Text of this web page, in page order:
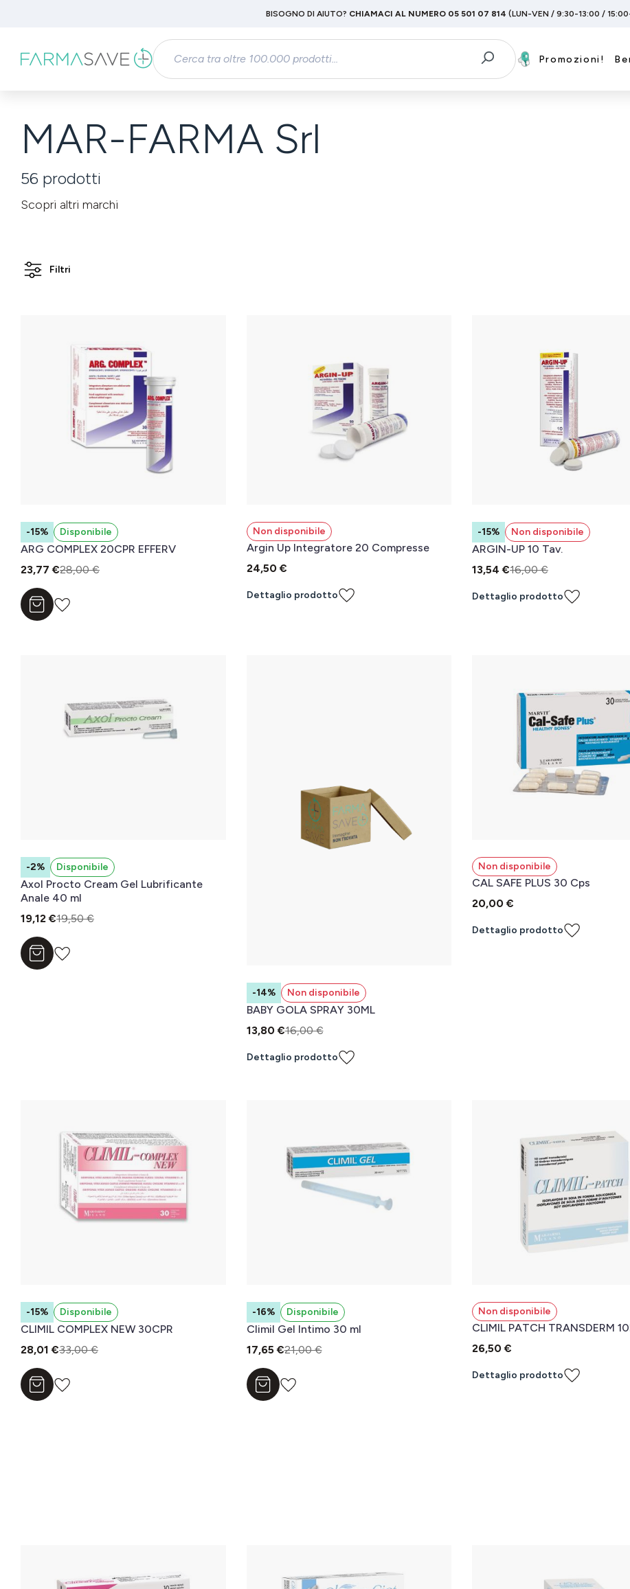
Passa alla navigazione principale
BISOGNO DI AIUTO? CHIAMACI AL NUMERO 05 501 07 814 (LUN-VEN / 9:30-13:00 /
Promozioni!
MAR-FARMA Srl
56 prodotti
Scopri altri marchi
Filtri
-15% Disponibile
ARG COMPLEX 20CPR EFFERV
23,77 €28,00 €
Aggiungi al carrello
Non disponibile
Argin Up Integratore 20 Compresse
24,50 €
Dettaglio prodotto
-15% Non disponibile
ARGIN-UP 10 Tav.
13,54 €16,00 €
Dettaglio prodotto
-2% Disponibile
Axol Procto Cream Gel Lubrificante
Anale 40 ml
19,12 €19,50 €
Aggiungi al carrello
-14% Non disponibile
BABY GOLA SPRAY 30ML
13,80 €16,00 €
Dettaglio prodotto
Non disponibile
CAL SAFE PLUS 30 Cps
20,00 €
Dettaglio prodotto
-15% Disponibile
CLIMIL COMPLEX NEW 30CPR
28,01 €33,00 €
Aggiungi al carrello
-16% Disponibile
Climil Gel Intimo 30 ml
17,65 €21,00 €
Aggiungi al carrello
Non disponibile
CLIMIL PATCH TRANSDERM
26,50 €
Dettaglio prodotto